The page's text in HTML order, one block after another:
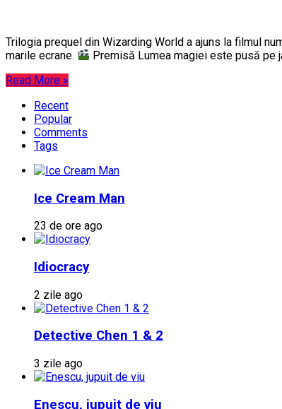
Trilogia prequel din Wizarding World a ajuns la filmul
marile ecrane.
Premisă Lumea magiei este pusă pe
Read More »
Recent
Popular
Comments
Tags
Ice Cream Man
23 de ore ago
Idiocracy
2 zile ago
Detective Chen 1 & 2
3 zile ago
Enescu, jupuit de viu